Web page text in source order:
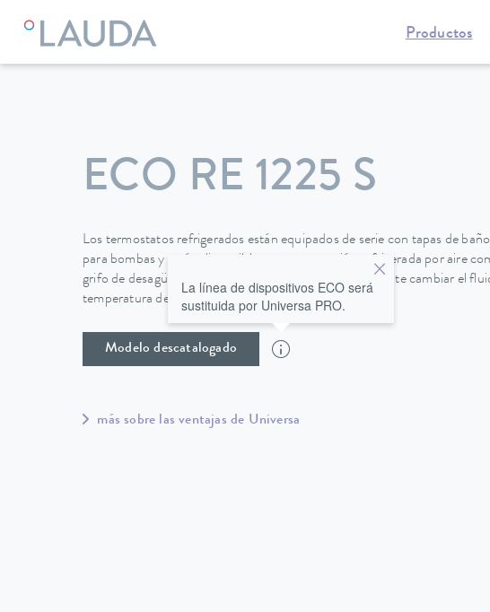
Productos
LAUDA Equipos de termorregulación Termostatos de
ECO RE 1225 S
Los termostatos refrigerados están equipados de serie con tapas de
para bombas y están disponibles tanto en versión refrigerada por aire
grifo de desagüe en la parte posterior de la unidad permite cambiar el
temperatura de forma fácil y segura.
Modelo descatalogado
La línea de dispositivos ECO será
sustituida por Universa PRO.
más sobre las ventajas de Universa